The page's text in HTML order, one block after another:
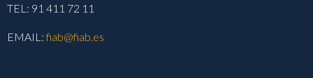
TEL: 91 411 72 11
EMAIL:fiab@fiab.es